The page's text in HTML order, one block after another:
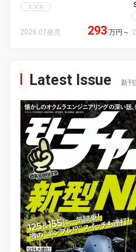
スズキ
2026.07発売 293 万円 ～
Latest Issue 新